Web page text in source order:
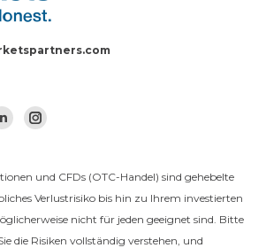
LinkedinInstagram
und CFDs (OTC-Handel) sind gehebelte
Verlustrisiko bis hin zu Ihrem investierten
nicht für jeden geeignet sind. Bitte
die Risiken vollständig verstehen, und